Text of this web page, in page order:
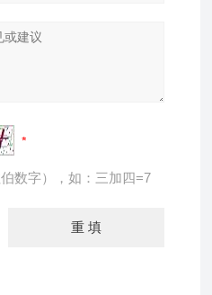
数字），如：三加四=7